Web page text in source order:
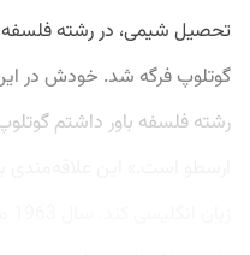
تحصیل شیمی، در رشته فلسفه
گوتلوپ فرگه شد. خودش در
رشته فلسفه باور داشتم